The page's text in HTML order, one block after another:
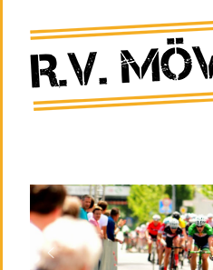
Inhalt
springen